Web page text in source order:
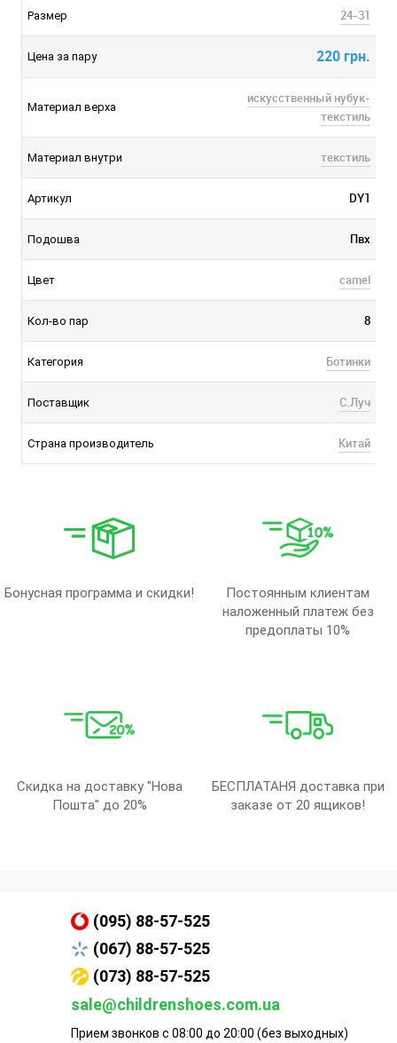
Размер 24-31
Цена за пару 220 грн.
Материал верха
искусственный нубук-
текстиль
Материал внутри текстиль
Артикул DY1
Подошва Пвх
Цвет camel
Кол-во пар 8
Категория Ботинки
Поставщик С.Луч
Страна производитель Китай
Бонусная программа и скидки!
Постоянным клиентам
наложенный платеж без
предоплаты 10%
Скидка на доставку "Нова
Пошта" до 20%
БЕСПЛАТАНЯ доставка при
заказе от 20 ящиков!
(095) 88-57-525
(067) 88-57-525
(073) 88-57-525
sale@childrenshoes.com.ua
Прием звонков с 08:00 до 20:00 (без выходных)